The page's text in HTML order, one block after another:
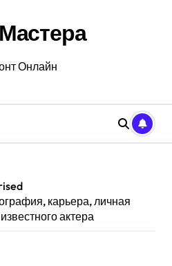
Онлайн
карьера, личная
актера